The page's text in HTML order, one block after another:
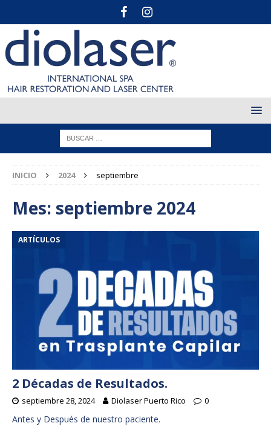
INICIO 2024 septiembre
Mes: septiembre 2024
ARTÍCULOS
2 Décadas de Resultados.
septiembre 28, 2024 Diolaser Puerto Rico 0
Antes y Después de nuestro paciente.